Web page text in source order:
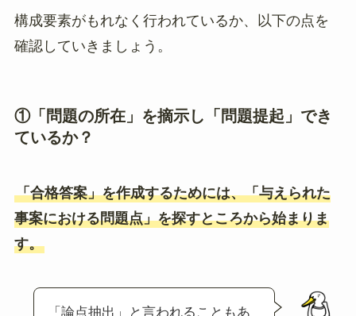
構成要素がもれなく行われているか、以下の点を
確認していきましょう。
①「問題の所在」を摘示し「問題提起」でき
ているか？
「合格答案」を作成するためには、「与えられた
事案における問題点」を探すところから始まりま
す。
「論点抽出」と言われることもあ